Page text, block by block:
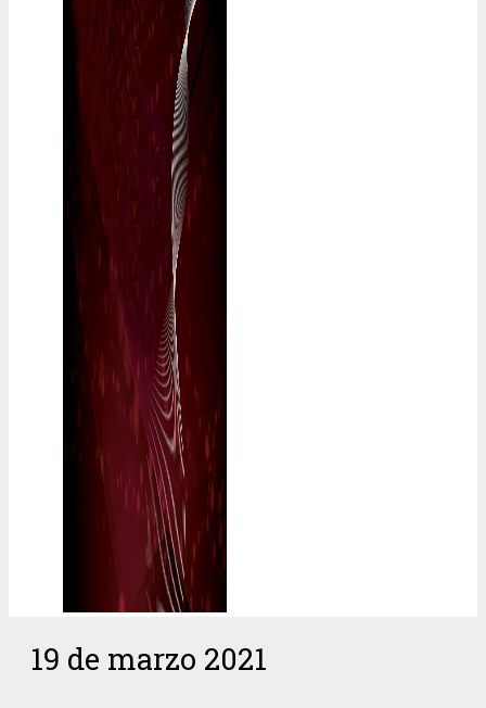
19 de marzo 2021